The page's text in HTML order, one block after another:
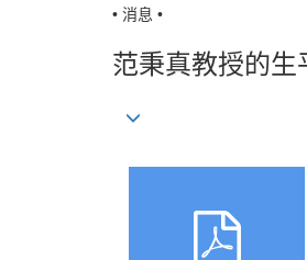
• 消息 •
范秉真教授的生